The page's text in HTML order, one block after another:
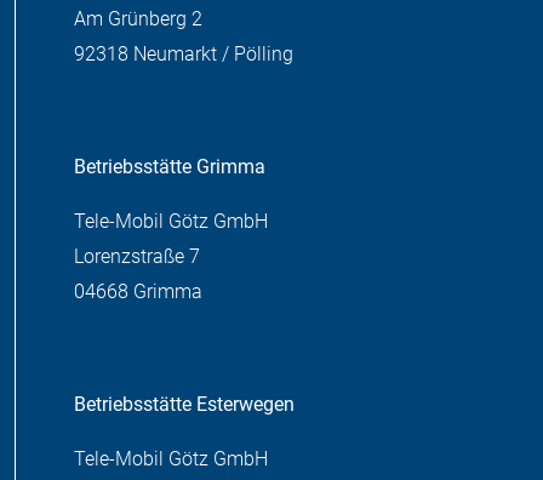
Am Grünberg 2
92318 Neumarkt / Pölling
Betriebsstätte Grimma
Tele-Mobil Götz GmbH
Lorenzstraße 7
04668 Grimma
Betriebsstätte Esterwegen
Tele-Mobil Götz GmbH